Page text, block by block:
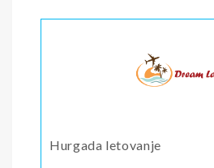
Hurgada letovanje